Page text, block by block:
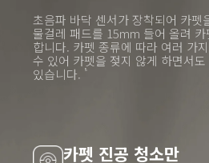
초음파 바닥 센서가 장착되어 카펫
물걸레 패드를 15mm 들어 올려
합니다. 카펫 종류에 따라 여러 가
수 있어 카펫을 젖지 않게 하면서
있습니다.
8
카펫 진공 청소만